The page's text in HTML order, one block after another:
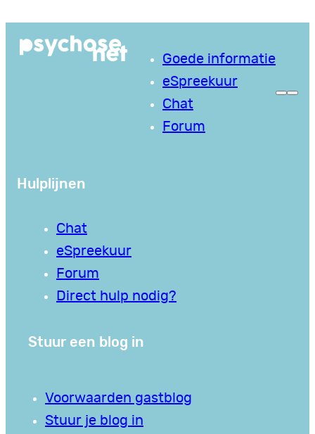
naar
Goede informatie
eSpreekuur
Chat
Forum
Hulplijnen
Chat
eSpreekuur
Forum
Direct hulp nodig?
Stuur een blog in
Voorwaarden gastblog
Stuur je blog in